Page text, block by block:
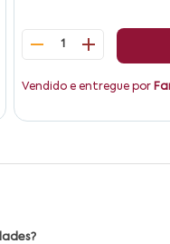
1
Vendido e entregue por